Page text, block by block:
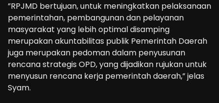
”RPJMD bertujuan, untuk meningkatkan pelaksanaan
pemerintahan, pembangunan dan pelayanan
masyarakat yang lebih optimal disamping
merupakan akuntabilitas publik Pemerintah Daerah
juga merupakan pedoman dalam penyusunan
rencana strategis OPD, yang dijadikan rujukan untuk
menyusun rencana kerja pemerintah daerah,” jelas
Syam.